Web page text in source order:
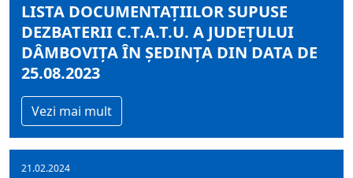
LISTA DOCUMENTAŢIILOR SUPUSE
DEZBATERII C.T.A.T.U. A JUDEŢULUI
DÂMBOVIŢA ÎN ŞEDINŢA DIN DATA DE
25.08.2023
Vezi mai mult
21.02.2024